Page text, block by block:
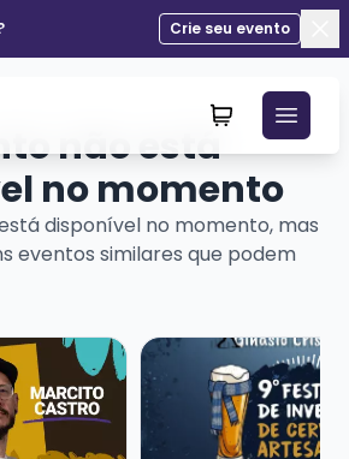
Crie seu evento
não está
no momento
disponível no momento, mas
eventos similares que podem
CASTRO - STANDUP
Veja mais sobre 9º